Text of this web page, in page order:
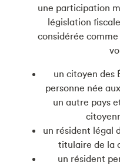
une participation
législation
considérée
un citoyen des
personne née
un autre pays
un résident légal
titulaire de la
un résident